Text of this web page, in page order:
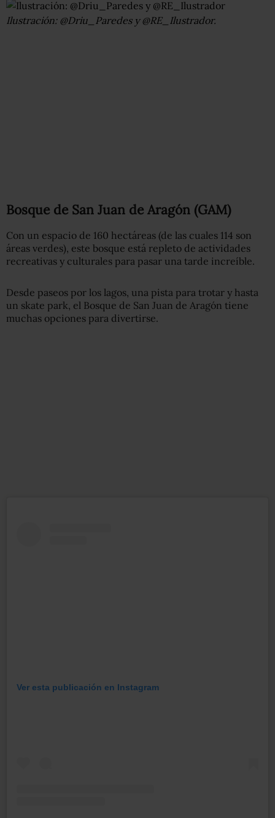
Ilustración: @Driu_Paredes y @RE_Ilustrador.
Bosque de San Juan de Aragón (GAM)
Con un espacio de 160 hectáreas (de las cuales 114 son
áreas verdes), este bosque está repleto de actividades
recreativas y culturales para pasar una tarde increíble.
Desde paseos por los lagos, una pista para trotar y hasta
un skate park, el Bosque de San Juan de Aragón tiene
muchas opciones para divertirse.
Ver esta publicación en Instagram